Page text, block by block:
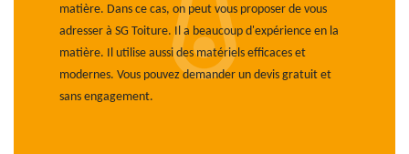
matière. Dans ce cas, on peut vous proposer de vous
adresser à SG Toiture. Il a beaucoup d'expérience en la
matière. Il utilise aussi des matériels efficaces et
modernes. Vous pouvez demander un devis gratuit et
sans engagement.